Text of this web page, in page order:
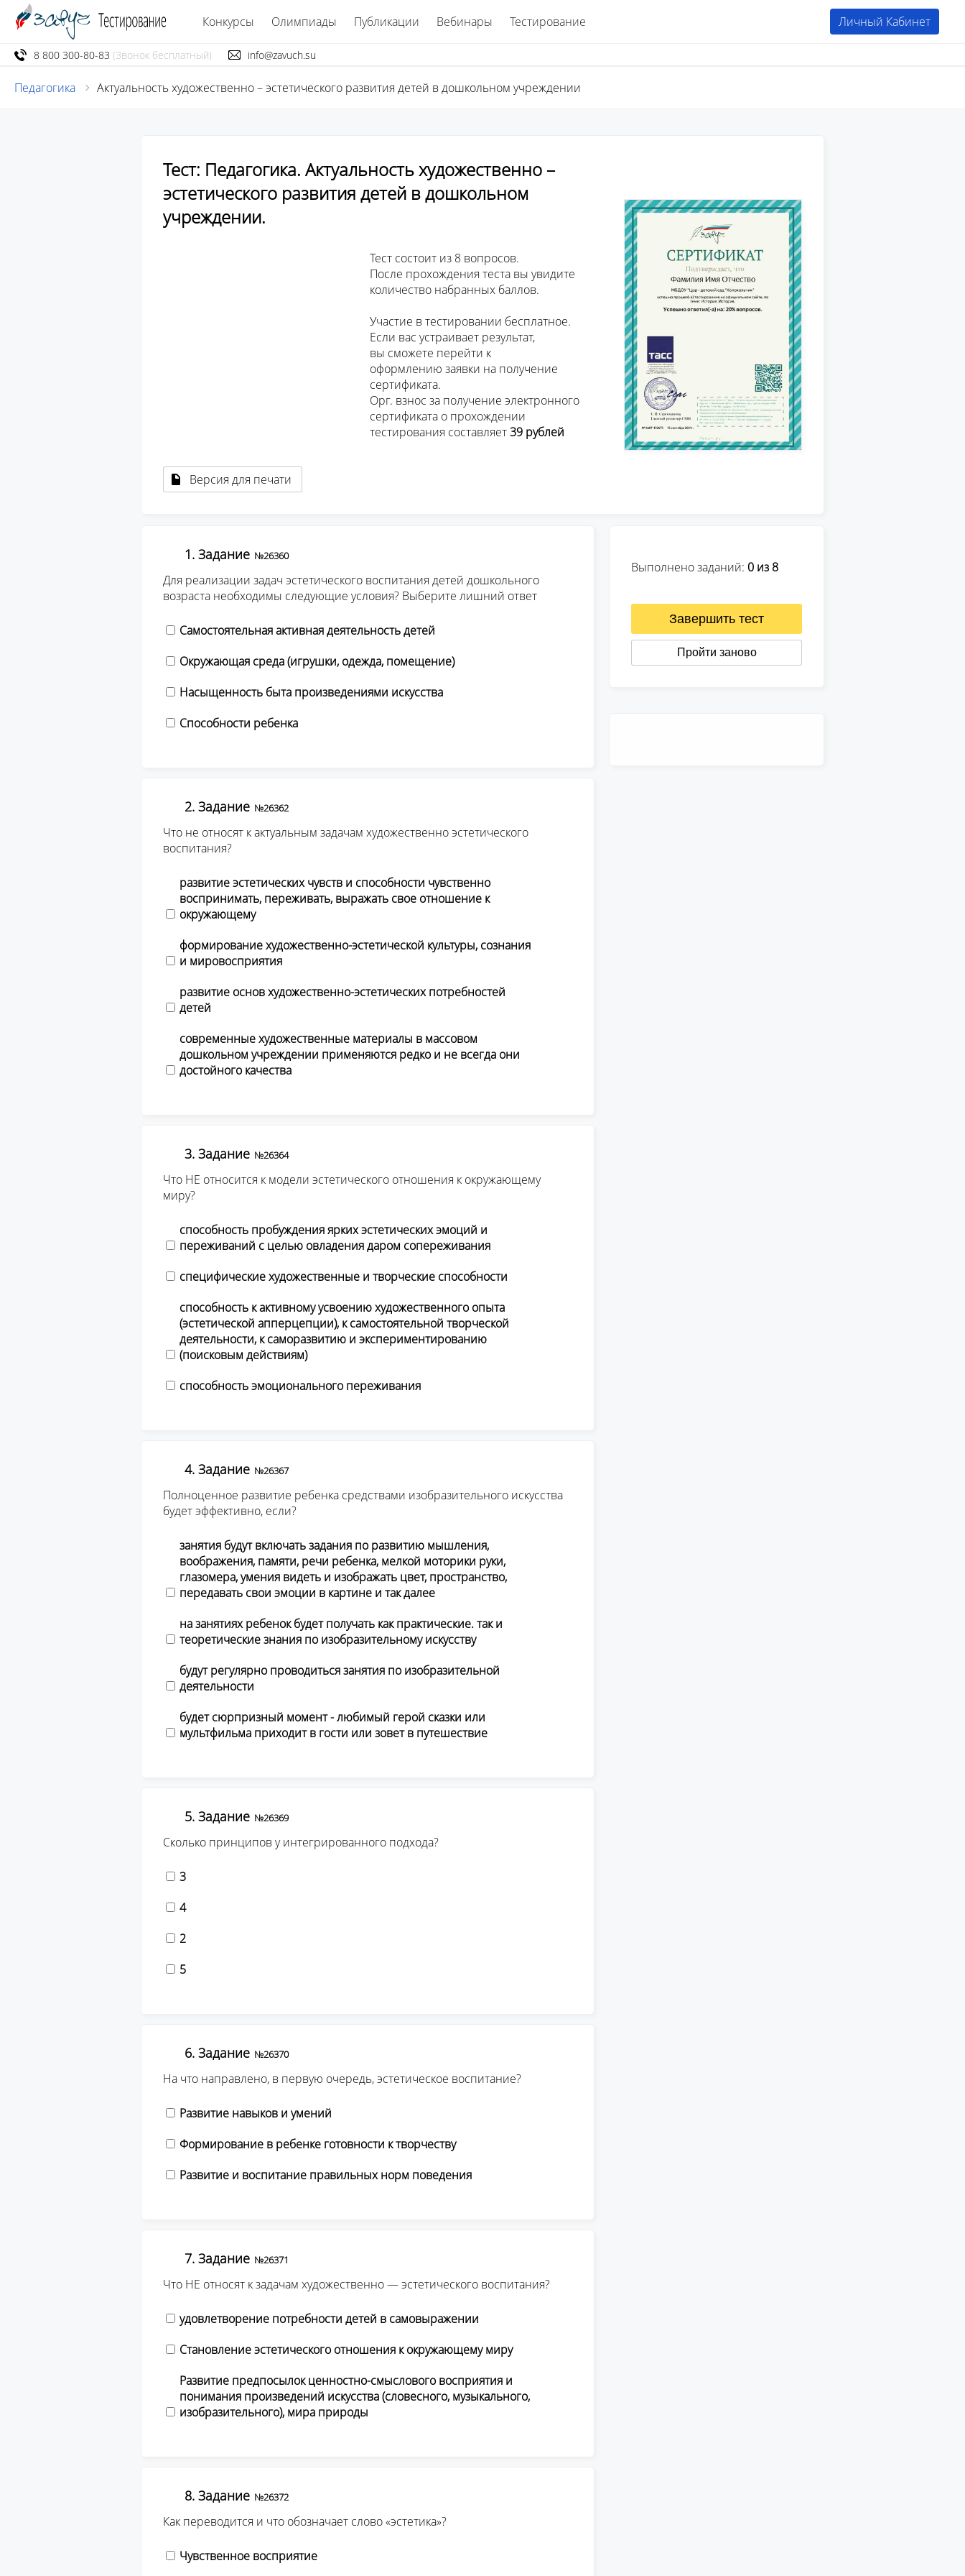
Конкурсы Олимпиады Публикации Вебинары Тестирование Личный Кабинет
8 800 300-80-83 (Звонок бесплатный) info@zavuch.su
Педагогика Актуальность художественно – эстетического развития детей в дошкольном учреждении
Тест: Педагогика. Актуальность художественно –
эстетического развития детей в дошкольном
учреждении.
									тестирования составляет
39 рублей
Версия для печати
1. Задание №26360
Для реализации задач эстетического воспитания детей дошкольного
возраста необходимы следующие условия? Выберите лишний ответ
Самостоятельная активная деятельность детей
Окружающая среда (игрушки, одежда, помещение)
Насыщенность быта произведениями искусства
Способности ребенка
2. Задание №26362
Что не относят к актуальным задачам художественно эстетического
воспитания?
развитие эстетических чувств и способности чувственно
воспринимать, переживать, выражать свое отношение к
окружающему
формирование художественно-эстетической культуры, сознания
и мировосприятия
развитие основ художественно-эстетических потребностей
детей
современные художественные материалы в массовом
дошкольном учреждении применяются редко и не всегда они
достойного качества
3. Задание №26364
Что НЕ относится к модели эстетического отношения к окружающему
миру?
способность пробуждения ярких эстетических эмоций и
переживаний с целью овладения даром сопереживания
специфические художественные и творческие способности
способность к активному усвоению художественного опыта
(эстетической апперцепции), к самостоятельной творческой
деятельности, к саморазвитию и экспериментированию
(поисковым действиям)
способность эмоционального переживания
4. Задание №26367
Полноценное развитие ребенка средствами изобразительного искусства
будет эффективно, если?
занятия будут включать задания по развитию мышления,
воображения, памяти, речи ребенка, мелкой моторики руки,
глазомера, умения видеть и изображать цвет, пространство,
передавать свои эмоции в картине и так далее
на занятиях ребенок будет получать как практические. так и
теоретические знания по изобразительному искусству
будут регулярно проводиться занятия по изобразительной
деятельности
будет сюрпризный момент - любимый герой сказки или
мультфильма приходит в гости или зовет в путешествие
5. Задание №26369
Сколько принципов у интегрированного подхода?
3
4
2
5
6. Задание №26370
На что направлено, в первую очередь, эстетическое воспитание?
Развитие навыков и умений
Формирование в ребенке готовности к творчеству
Развитие и воспитание правильных норм поведения
7. Задание №26371
Что НЕ относят к задачам художественно — эстетического воспитания?
удовлетворение потребности детей в самовыражении
Становление эстетического отношения к окружающему миру
Развитие предпосылок ценностно-смыслового восприятия и
понимания произведений искусства (словесного, музыкального,
изобразительного), мира природы
8. Задание №26372
Как переводится и что обозначает слово «эстетика»?
Чувственное восприятие
Выполнено заданий: 0 из 8
Завершить тест
Пройти заново